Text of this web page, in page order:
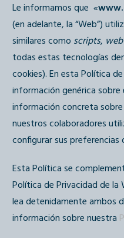
Le informamos que «
(en adelante, la “Web”)
similares como scripts,
todas estas tecnologías
cookies). En esta Política
información genérica
información concreta
nuestros colaboradores
configurar sus preferencias
Esta Política se
Política de Privacidad de la
lea detenidamente ambos
información sobre nuestra